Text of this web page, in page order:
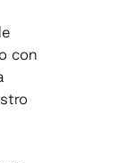
con